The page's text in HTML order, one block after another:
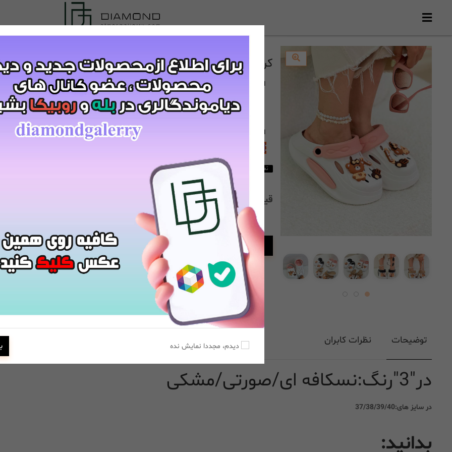
کراکس خرسی(41)کد:7353
انتخاب
انتخاب
تعداد 1 عدد در انبار باقی مانده است
قیمت: 599,000تومان قیمت:899,000
افزودن به سبد خرید مشاهده و خرید
توضیحات نظرات کابران
در"3"رنگ:نسکافه ای/صورتی/مشکی
در سایز های:37/38/39/40
بدانید:
دیدم، مجددا نمایش نده